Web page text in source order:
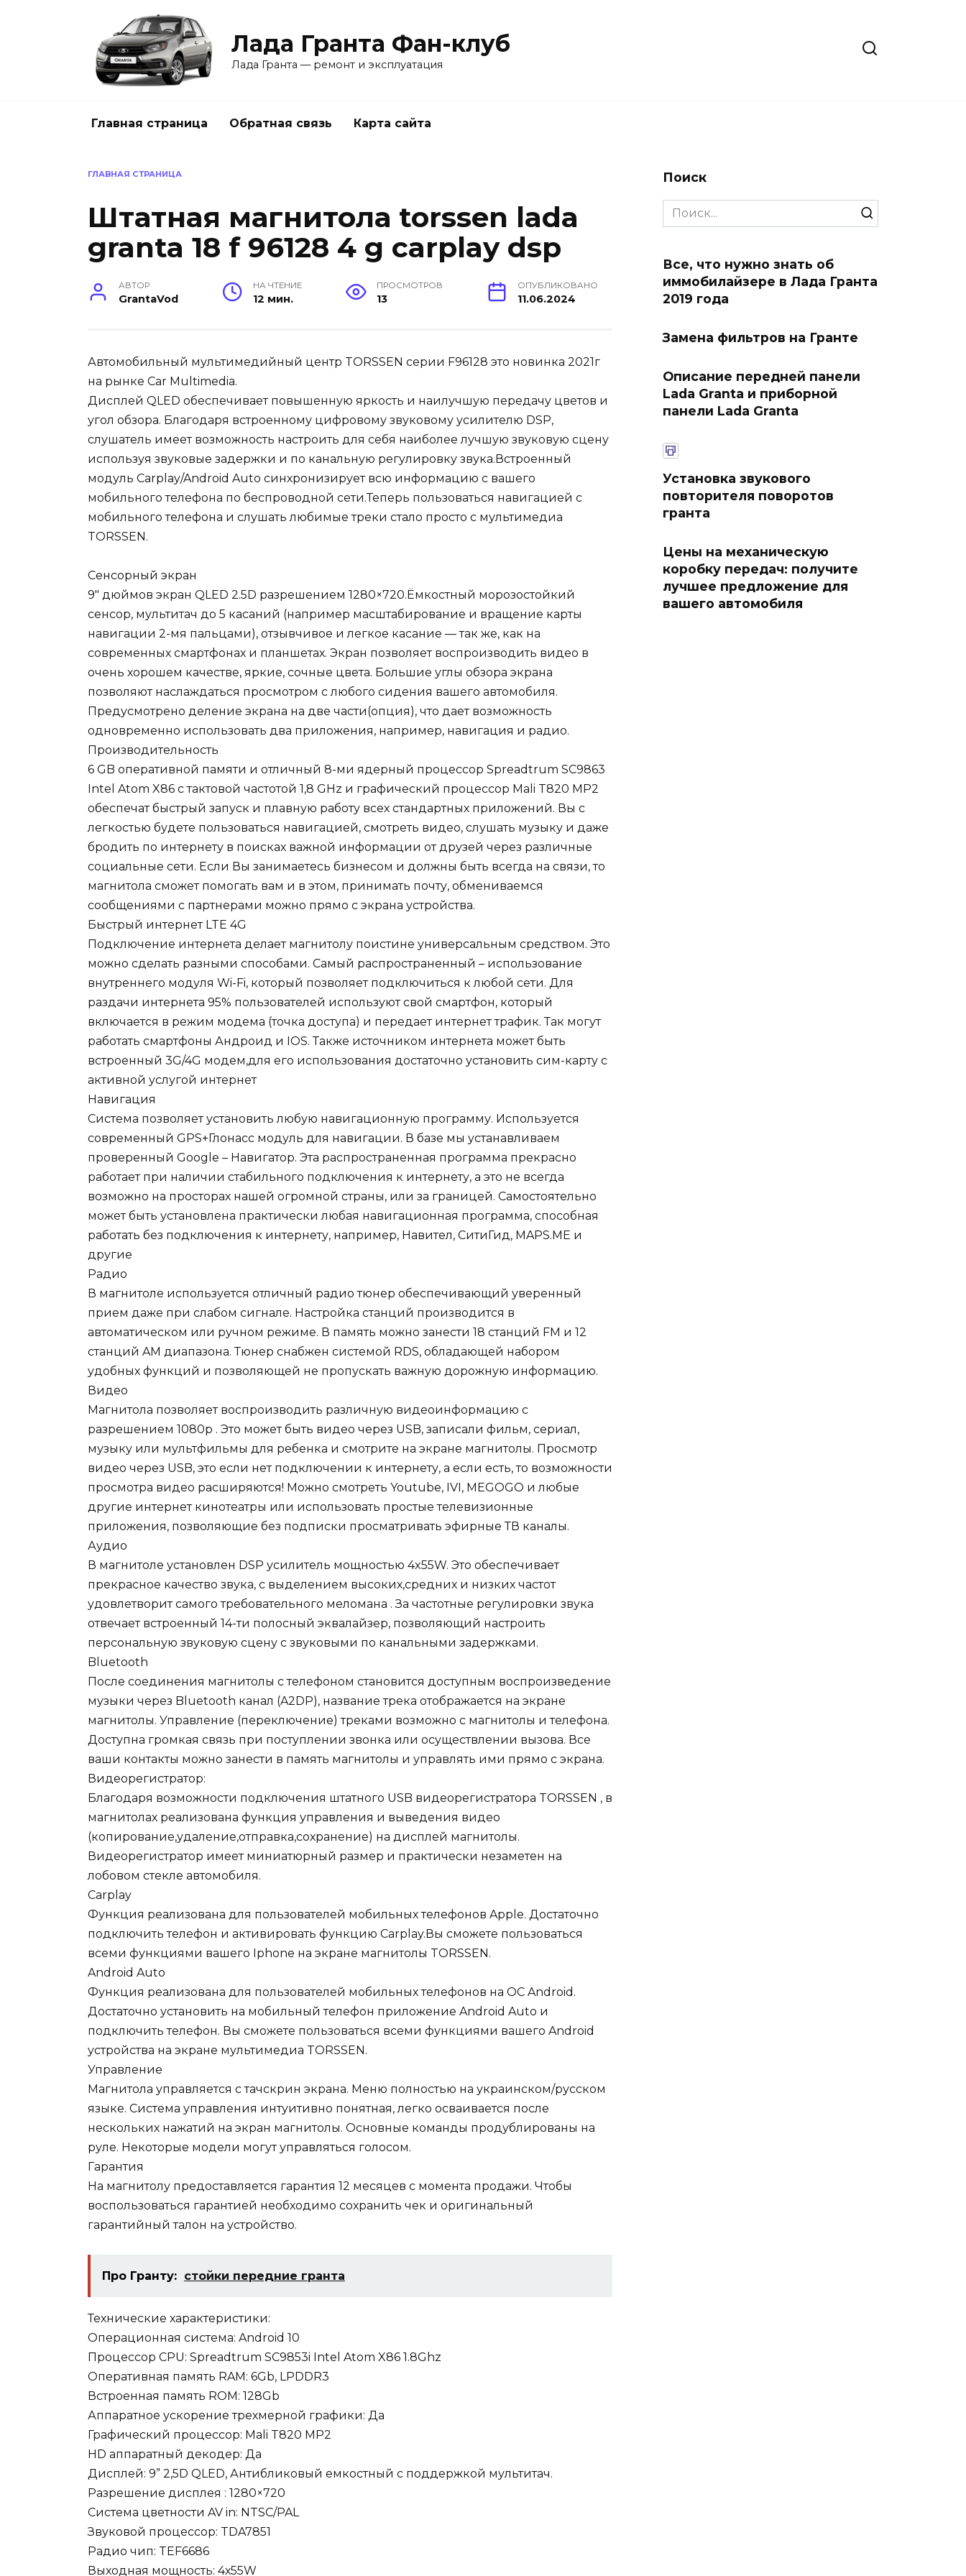
Лада Гранта Фан-клуб
Лада Гранта — ремонт и эксплуатация
Главная страница Обратная связь Карта сайта
ГЛАВНАЯ СТРАНИЦА
Штатная магнитола torssen lada
granta 18 f 96128 4 g carplay dsp
АВТОР
GrantaVod
НА ЧТЕНИЕ
12 мин.
ПРОСМОТРОВ
13
ОПУБЛИКОВАНО
11.06.2024
Автомобильный мультимедийный центр TORSSEN серии F96128 это новинка 2021г
на рынке Car Multimedia.
Дисплей QLED обеспечивает повышенную яркость и наилучшую передачу цветов и
угол обзора. Благодаря встроенному цифровому звуковому усилителю DSP,
слушатель имеет возможность настроить для себя наиболее лучшую звуковую сцену
используя звуковые задержки и по канальную регулировку звука.Встроенный
модуль Carplay/Android Auto синхронизирует всю информацию с вашего
мобильного телефона по беспроводной сети.Теперь пользоваться навигацией с
мобильного телефона и слушать любимые треки стало просто с мультимедиа
TORSSEN.
Сенсорный экран
9″ дюймов экран QLED 2.5D разрешением 1280×720.Ёмкостный морозостойкий
сенсор, мультитач до 5 касаний (например масштабирование и вращение карты
навигации 2-мя пальцами), отзывчивое и легкое касание — так же, как на
современных смартфонах и планшетах. Экран позволяет воспроизводить видео в
очень хорошем качестве, яркие, сочные цвета. Большие углы обзора экрана
позволяют наслаждаться просмотром с любого сидения вашего автомобиля.
Предусмотрено деление экрана на две части(опция), что дает возможность
одновременно использовать два приложения, например, навигация и радио.
Производительность
6 GB оперативной памяти и отличный 8-ми ядерный процессор Spreadtrum SC9863
Intel Atom X86 с тактовой частотой 1,8 GHz и графический процессор Mali T820 MP2
обеспечат быстрый запуск и плавную работу всех стандартных приложений. Вы с
легкостью будете пользоваться навигацией, смотреть видео, слушать музыку и даже
бродить по интернету в поисках важной информации от друзей через различные
социальные сети. Если Вы занимаетесь бизнесом и должны быть всегда на связи, то
магнитола сможет помогать вам и в этом, принимать почту, обмениваемся
сообщениями с партнерами можно прямо с экрана устройства.
Быстрый интернет LTE 4G
Подключение интернета делает магнитолу поистине универсальным средством. Это
можно сделать разными способами. Самый распространенный – использование
внутреннего модуля Wi-Fi, который позволяет подключиться к любой сети. Для
раздачи интернета 95% пользователей используют свой смартфон, который
включается в режим модема (точка доступа) и передает интернет трафик. Так могут
работать смартфоны Андроид и IOS. Также источником интернета может быть
встроенный 3G/4G модем,для его использования достаточно установить сим-карту с
активной услугой интернет
Навигация
Система позволяет установить любую навигационную программу. Используется
современный GPS+Глонасс модуль для навигации. В базе мы устанавливаем
проверенный Google – Навигатор. Эта распространенная программа прекрасно
работает при наличии стабильного подключения к интернету, а это не всегда
возможно на просторах нашей огромной страны, или за границей. Самостоятельно
может быть установлена практически любая навигационная программа, способная
работать без подключения к интернету, например, Навител, СитиГид, MAPS.ME и
другие
Радио
В магнитоле используется отличный радио тюнер обеспечивающий уверенный
прием даже при слабом сигнале. Настройка станций производится в
автоматическом или ручном режиме. В память можно занести 18 станций FM и 12
станций AM диапазона. Тюнер снабжен системой RDS, обладающей набором
удобных функций и позволяющей не пропускать важную дорожную информацию.
Видео
Магнитола позволяет воспроизводить различную видеоинформацию с
разрешением 1080р . Это может быть видео через USB, записали фильм, сериал,
музыку или мультфильмы для ребенка и смотрите на экране магнитолы. Просмотр
видео через USB, это если нет подключении к интернету, а если есть, то возможности
просмотра видео расширяются! Можно смотреть Youtube, IVI, MEGOGO и любые
другие интернет кинотеатры или использовать простые телевизионные
приложения, позволяющие без подписки просматривать эфирные ТВ каналы.
Аудио
В магнитоле установлен DSP усилитель мощностью 4x55W. Это обеспечивает
прекрасное качество звука, с выделением высоких,средних и низких частот
удовлетворит самого требовательного меломана . За частотные регулировки звука
отвечает встроенный 14-ти полосный эквалайзер, позволяющий настроить
персональную звуковую сцену с звуковыми по канальными задержками.
Bluetooth
После соединения магнитолы с телефоном становится доступным воспроизведение
музыки через Bluetooth канал (A2DP), название трека отображается на экране
магнитолы. Управление (переключение) треками возможно с магнитолы и телефона.
Доступна громкая связь при поступлении звонка или осуществлении вызова. Все
ваши контакты можно занести в память магнитолы и управлять ими прямо с экрана.
Видеорегистратор:
Благодаря возможности подключения штатного USB видеорегистратора TORSSEN , в
магнитолах реализована функция управления и выведения видео
(копирование,удаление,отправка,сохранение) на дисплей магнитолы.
Видеорегистратор имеет миниатюрный размер и практически незаметен на
лобовом стекле автомобиля.
Carplay
Функция реализована для пользователей мобильных телефонов Apple. Достаточно
подключить телефон и активировать функцию Carplay.Вы сможете пользоваться
всеми функциями вашего Iphone на экране магнитолы TORSSEN.
Android Auto
Функция реализована для пользователей мобильных телефонов на ОС Android.
Достаточно установить на мобильный телефон приложение Android Auto и
подключить телефон. Вы сможете пользоваться всеми функциями вашего Android
устройства на экране мультимедиа TORSSEN.
Управление
Магнитола управляется с тачскрин экрана. Меню полностью на украинском/русском
языке. Система управления интуитивно понятная, легко осваивается после
нескольких нажатий на экран магнитолы. Основные команды продублированы на
руле. Некоторые модели могут управляться голосом.
Гарантия
На магнитолу предоставляется гарантия 12 месяцев с момента продажи. Чтобы
воспользоваться гарантией необходимо сохранить чек и оригинальный
гарантийный талон на устройство.
Про Гранту: стойки передние гранта
Технические характеристики:
Операционная система: Android 10
Процессор CPU: Spreadtrum SC9853i Intel Atom X86 1.8Ghz
Оперативная память RAM: 6Gb, LPDDR3
Встроенная память ROM: 128Gb
Аппаратное ускорение трехмерной графики: Да
Графический процессор: Mali T820 MP2
HD аппаратный декодер: Да
Дисплей: 9” 2,5D QLED, Антибликовый емкостный с поддержкой мультитач.
Разрешение дисплея : 1280×720
Система цветности AV in: NTSC/PAL
Звуковой процессор: TDA7851
Радио чип: TEF6686
Выходная мощность: 4х55W
Поиск
Search
for:
Все, что нужно знать об
иммобилайзере в Лада Гранта
2019 года
Замена фильтров на Гранте
Описание передней панели
Lada Granta и приборной
панели Lada Granta
Установка звукового
повторителя поворотов
гранта
Цены на механическую
коробку передач: получите
лучшее предложение для
вашего автомобиля